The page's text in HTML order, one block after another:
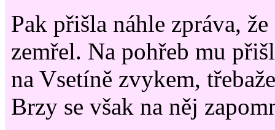
Pak přišla náhle zpráva,
zemřel. Na pohřeb mu
na Vsetíně zvykem,
Brzy se však na něj